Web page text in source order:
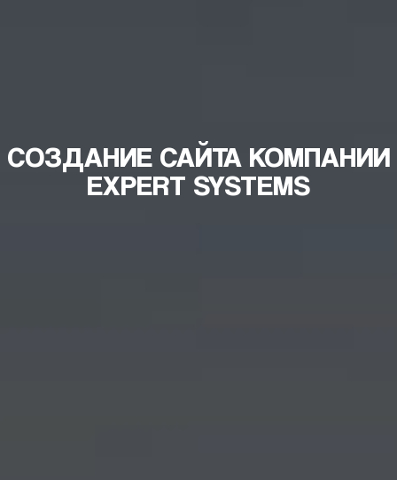
СОЗДАНИЕ САЙТА КОМПАНИИ
EXPERT SYSTEMS